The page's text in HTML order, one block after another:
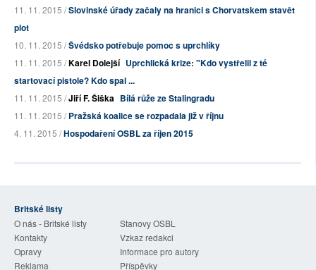
11. 11. 2015 /Slovinské úřady začaly na hranici s Chorvatskem stavět
plot
10. 11. 2015 /Švédsko potřebuje pomoc s uprchlíky
11. 11. 2015 /Karel Dolejší Uprchlická krize: "Kdo vystřelil z té
startovací pistole? Kdo spal ...
11. 11. 2015 /Jiří F. Šiška Bílá růže ze Stalingradu
11. 11. 2015 /Pražská koalice se rozpadala již v říjnu
4. 11. 2015 /Hospodaření OSBL za říjen 2015
Britské listy
O nás - Britské listy
Stanovy OSBL
Kontakty
Vzkaz redakci
Opravy
Informace pro autory
Reklama
Příspěvky